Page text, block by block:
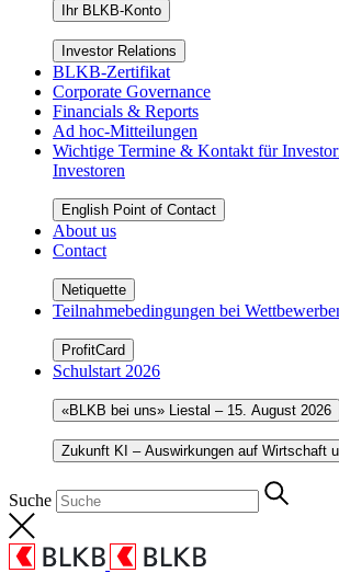
Ihr BLKB-Konto
Investor Relations
BLKB-Zertifikat
Corporate Governance
Financials & Reports
Ad hoc-Mitteilungen
Wichtige Termine & Kontakt für
Investoren
English Point of Contact
About us
Contact
Netiquette
Teilnahmebedingungen bei
ProfitCard
Schulstart 2026
«BLKB bei uns» Liestal – 15. August 2026
Zukunft KI – Auswirkungen auf Wirtschaft
Suche